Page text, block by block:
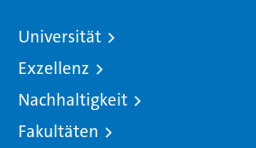
Universität
Exzellenz
Nachhaltigkeit
Fakultäten